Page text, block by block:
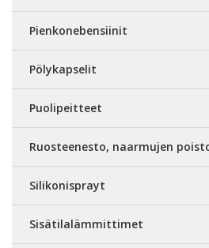
Pienkonebensiinit
Pölykapselit
Puolipeitteet
Ruosteenesto, naarmujen
Silikonisprayt
Sisätilalämmittimet